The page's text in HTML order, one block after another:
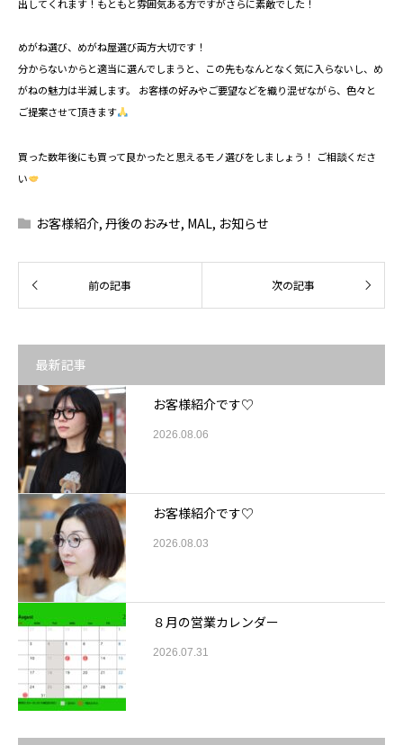
出してくれます！もともと雰囲気ある方ですがさらに素敵でした！
めがね選び、めがね屋選び両方大切です！⁡
分からないからと適当に選んでしまうと、この先もなんとなく気に入らないし、め
がねの魅力は半減します。⁡ ⁡お客様の好みやご要望などを織り混ぜながら、色々と
ご提案させて頂きます
買った数年後にも買って良かったと思えるモノ選びをしましょう！⁡ ご相談くださ
い
お客様紹介, 丹後のおみせ, MAL, お知らせ
最新記事
お客様紹介です♡
2026.08.06
お客様紹介です♡
2026.08.03
８月の営業カレンダー
2026.07.31